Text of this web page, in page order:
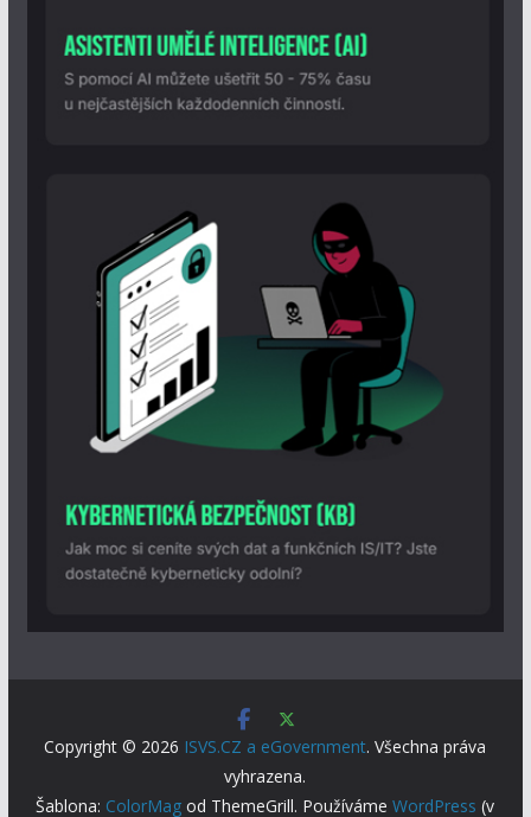
Copyright © 2026 ISVS.CZ a eGovernment. Všechna práva
vyhrazena.
Šablona: ColorMag od ThemeGrill. PoužívámeWordPress (v